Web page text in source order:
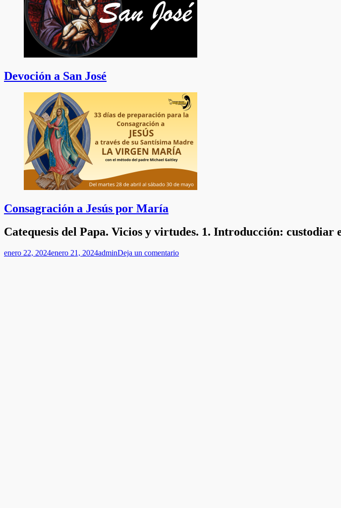
Devoción a San José
Consagración a Jesús por María
Catequesis del Papa. Vicios y virtudes. 1. Introducción: custodiar
Publicado
enero 22, 2024enero 21, 2024Autor
adminDeja un comentario